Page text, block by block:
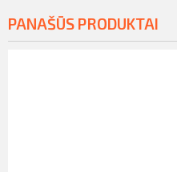
PANAŠŪS PRODUKTAI